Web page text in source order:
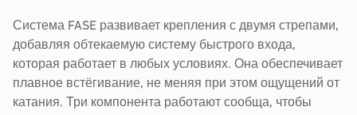
Система FASE развивает крепления с двумя стрепами,
добавляя обтекаемую систему быстрого входа,
которая работает в любых условиях. Она обеспечивает
плавное встёгивание, не меняя при этом ощущений от
катания. Три компонента работают сообща, чтобы